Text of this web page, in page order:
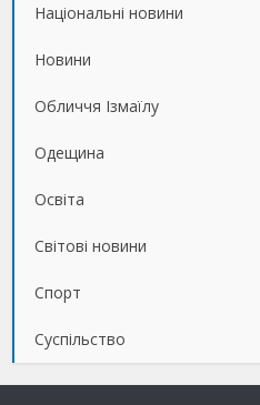
Національні новини
Новини
Обличчя Ізмаїлу
Одещина
Освіта
Світові новини
Спорт
Суспільство